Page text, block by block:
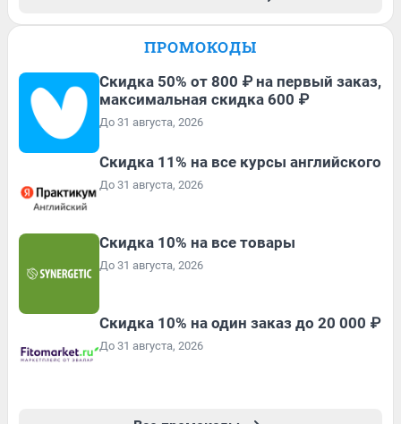
ПРОМОКОДЫ
Скидка 50% от 800 ₽ на первый заказ,
максимальная скидка 600 ₽
До 31 августа, 2026
Скидка 11% на все курсы английского
До 31 августа, 2026
Скидка 10% на все товары
До 31 августа, 2026
Скидка 10% на один заказ до 20 000 ₽
До 31 августа, 2026